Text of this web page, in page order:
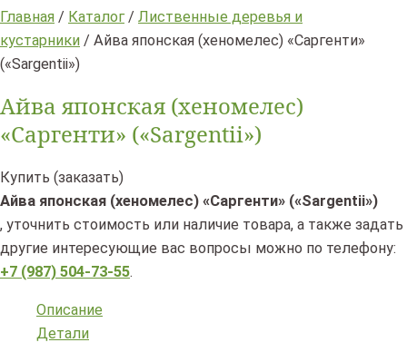
Главная / Каталог/ Лиственные деревья и
кустарники / Айва японская (хеномелес) «Саргенти»
(«Sargentii»)
Айва японская (хеномелес)
«Саргенти» («Sargentii»)
Купить (заказать)
Айва японская (хеномелес) «Саргенти» («Sargentii»)
, уточнить стоимость или наличие товара, а также задать
другие интересующие вас вопросы можно по телефону:
+7 (987) 504-73-55.
Описание
Детали